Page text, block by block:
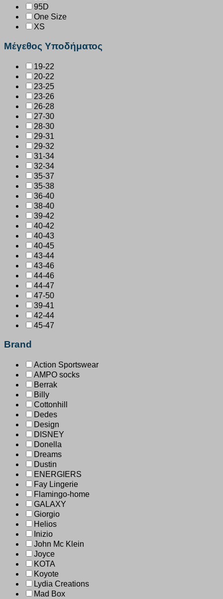
95D
One Size
XS
Μέγεθος Υποδήματος
19-22
20-22
23-25
23-26
26-28
27-30
28-30
29-31
29-32
31-34
32-34
35-37
35-38
36-40
38-40
39-42
40-42
40-43
40-45
43-44
43-46
44-46
44-47
47-50
39-41
42-44
45-47
Brand
Action Sportswear
AMPO socks
Berrak
Billy
Cottonhill
Dedes
Design
DISNEY
Donella
Dreams
Dustin
ENERGIERS
Fay Lingerie
Flamingo-home
GALAXY
Giorgio
Helios
Inizio
John Mc Klein
Joyce
KOTA
Koyote
Lydia Creations
Mad Box